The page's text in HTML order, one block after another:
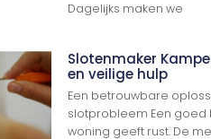
Dagelijks maken we
Slotenmaker
en veilige hulp
Een betrouwbare
slotprobleem Een goed
woning geeft rust. De